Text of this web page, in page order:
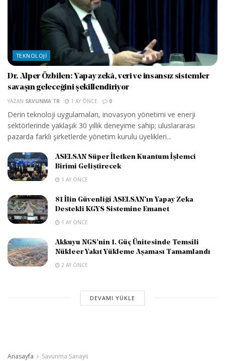
TEKNOLOJI
Dr. Alper Özbilen: Yapay zekâ, veri ve insansız sistemler
savaşın geleceğini şekillendiriyor
YAZAN SAVUNMA TR 1 AY ÖNCE 0
Derin teknoloji uygulamaları, inovasyon yönetimi ve enerji
sektörlerinde yaklaşık 30 yıllık deneyime sahip; uluslararası
pazarda farklı şirketlerde yönetim kurulu üyelikleri...
ASELSAN Süper İletken Kuantum İşlemci
Birimi Geliştirecek
1 AY ÖNCE
81 İlin Güvenliği ASELSAN’ın Yapay Zeka
Destekli KGYS Sistemine Emanet
1 AY ÖNCE
Akkuyu NGS’nin 1. Güç Ünitesinde Temsili
Nükleer Yakıt Yükleme Aşaması Tamamlandı
2 AY ÖNCE
DEVAMI YÜKLE
Anasayfa Savunma Sanayii